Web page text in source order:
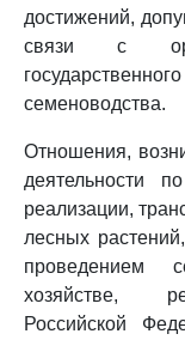
достижений,
связи с
семеноводства.
Отношения,
деятельности
реализации,
лесных
проведением
хозяйстве,
Российской